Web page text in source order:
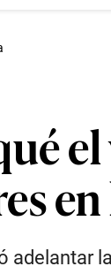
adelantar